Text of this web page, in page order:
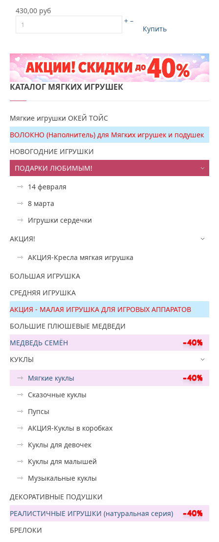
430,00 руб
+ –
Купить
КАТАЛОГ МЯГКИХ ИГРУШЕК
Мягкие игрушки ОКЕЙ ТОЙС
ВОЛОКНО (Наполнитель) для Мягких игрушек и подушек
НОВОГОДНИЕ ИГРУШКИ
ПОДАРКИ ЛЮБИМЫМ!
14 февраля
8 марта
Игрушки сердечки
АКЦИЯ!
АКЦИЯ-Кресла мягкая игрушка
БОЛЬШАЯ ИГРУШКА
СРЕДНЯЯ ИГРУШКА
АКЦИЯ - МАЛАЯ ИГРУШКА ДЛЯ ИГРОВЫХ АППАРАТОВ
БОЛЬШИЕ ПЛЮШЕВЫЕ МЕДВЕДИ
МЕДВЕДЬ СЕМЁН
КУКЛЫ
Мягкие куклы
Сказочные куклы
Пупсы
АКЦИЯ-Куклы в коробках
Куклы для девочек
Куклы для малышей
Музыкальные куклы
ДЕКОРАТИВНЫЕ ПОДУШКИ
РЕАЛИСТИЧНЫЕ ИГРУШКИ (натуральная серия)
БРЕЛОКИ